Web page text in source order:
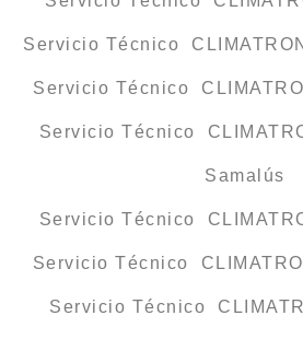
Servicio Técnico
Servicio Técnico
Servicio Técnico
Samalús
Servicio Técnico
Servicio Técnico
Servicio Técnico